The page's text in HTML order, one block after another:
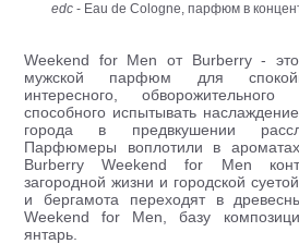
edc - Eau de Cologne, парфюм в
Weekend for Men от Burberry - это
мужской парфюм для
интересного, обворожительного
способного испытывать
города в предвкушении
Парфюмеры воплотили в
Burberry Weekend for Men
загородной жизни и городской
и бергамота переходят в
Weekend for Men, базу
янтарь.